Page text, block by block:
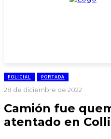
POLICIAL PORTADA
28 de diciembre de 2022
Camión fue
atentado en